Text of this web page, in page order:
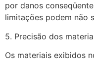
por danos
limitações podem não
5. Precisão dos
Os materiais exibidos